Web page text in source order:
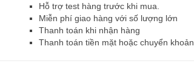
Hỗ trợ test hàng trước khi mua.
Miễn phí giao hàng với số lượng lớn
Thanh toán khi nhận hàng
Thanh toán tiền mặt hoặc chuyển khoản